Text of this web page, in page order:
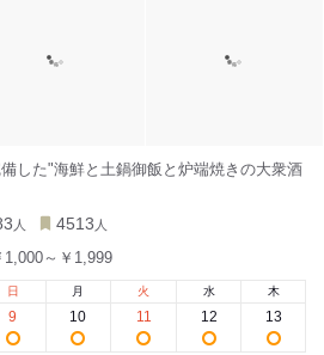
した"海鮮と土鍋御飯と炉端焼きの大衆酒
人 4513 人
1,000～￥1,999
日
9
月
10
火
11
水
12
木
13